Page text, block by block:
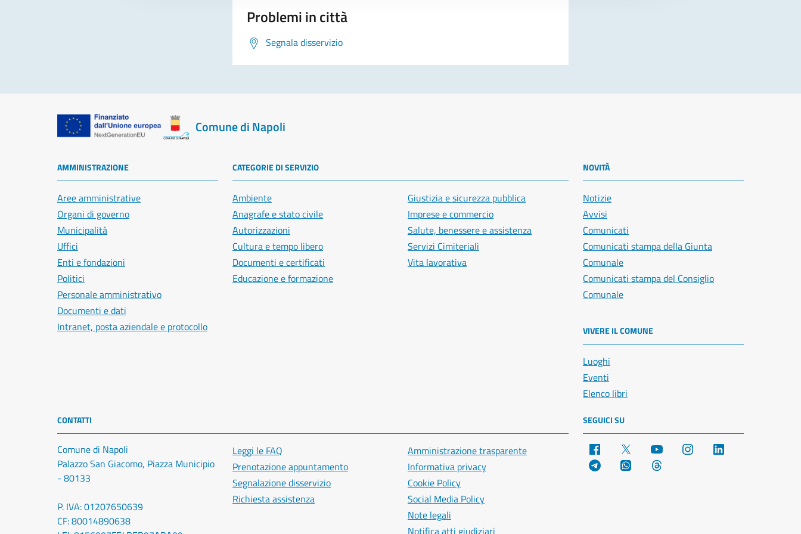
Problemi in città
Segnala disservizio
Comune di Napoli
AMMINISTRAZIONE
Aree amministrative
Organi di governo
Municipalità
Uffici
Enti e fondazioni
Politici
Personale amministrativo
Documenti e dati
Intranet, posta aziendale e protocollo
CATEGORIE DI SERVIZIO
Ambiente
Anagrafe e stato civile
Autorizzazioni
Cultura e tempo libero
Documenti e certificati
Educazione e formazione
Giustizia e sicurezza pubblica
Imprese e commercio
Salute, benessere e assistenza
Servizi Cimiteriali
Vita lavorativa
NOVITÀ
Notizie
Avvisi
Comunicati
Comunicati stampa della Giunta
Comunale
Comunicati stampa del Consiglio
Comunale
VIVERE IL COMUNE
Luoghi
Eventi
Elenco libri
CONTATTI
Comune di Napoli
Palazzo San Giacomo, Piazza Municipio
- 80133
P. IVA: 01207650639
CF: 80014890638
Leggi le FAQ
Prenotazione appuntamento
Segnalazione disservizio
Richiesta assistenza
Amministrazione trasparente
Informativa privacy
Cookie Policy
Social Media Policy
Note legali
SEGUICI SU
Facebook YouTube Instagram
Telegram WhatsApp